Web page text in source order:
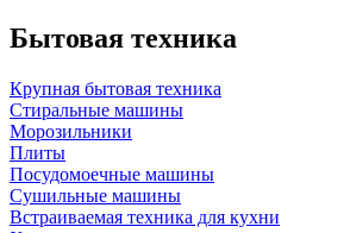
Бытовая техника
Крупная бытовая техника
Стиральные машины
Морозильники
Плиты
Посудомоечные машины
Сушильные машины
Встраиваемая техника для кухни